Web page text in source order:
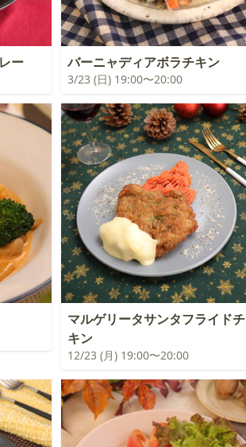
ー バーニャディアボラチキン
3/23 (日) 19:00〜20:00
マルゲリータサンタフライドチ
キン
12/23 (月) 19:00〜20:00